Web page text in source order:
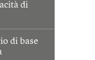
di
di base